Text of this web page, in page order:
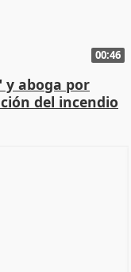
00:46
y aboga por
del incendio